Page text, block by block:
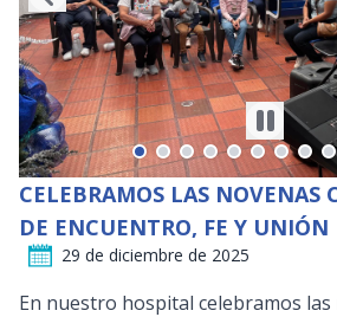
CELEBRAMOS LAS NOVENAS
DE ENCUENTRO, FE Y UNIÓN
29 de diciembre de 2025
En nuestro hospital celebramos las